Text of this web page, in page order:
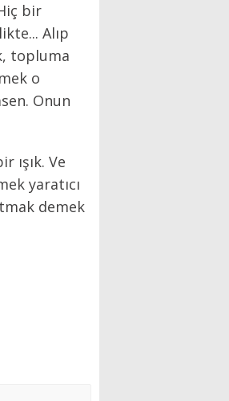
bir
Alıp
topluma
o
Onun
ışık. Ve
yaratıcı
demek